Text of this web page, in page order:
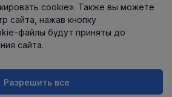
cookie». Также вы можете
сайта, нажав кнопку
файлы будут приняты до
сайта.
Разрешить все